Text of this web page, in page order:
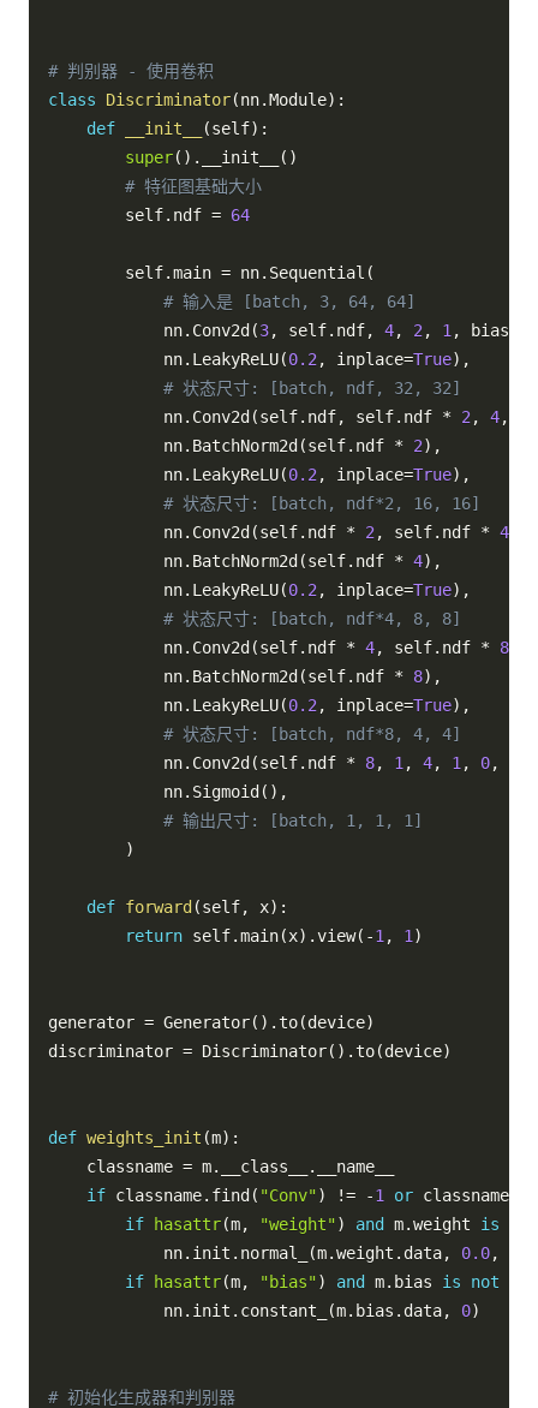
# 判别器 - 使用卷积
class
Discriminator(nn.Module) :
def
__init__ (self) :
super( ) . __init__ ( )
# 特征图基础大小
        self
. ndf = 64
        self
.main = nn. Sequential (
# 输入是 [batch, 3, 64, 64]
            nn
. Conv2d (3, self. ndf, 4, 2 , 1 , bias
            nn
. LeakyReLU(0.2 , inplace=True) ,
# 状态尺寸: [batch, ndf, 32, 32]
            nn
. Conv2d (self. ndf, self. ndf * 2 , 4,
            nn
. BatchNorm2d (self. ndf * 2) ,
            nn
. LeakyReLU(0.2 , inplace=True) ,
# 状态尺寸: [batch, ndf*2, 16, 16]
            nn
. Conv2d (self. ndf * 2 , self. ndf * 4
            nn
. BatchNorm2d (self. ndf * 4) ,
            nn
. LeakyReLU(0.2 , inplace=True) ,
# 状态尺寸: [batch, ndf*4, 8, 8]
            nn
. Conv2d (self. ndf * 4, self. ndf * 8
            nn
. BatchNorm2d (self. ndf * 8) ,
            nn
. LeakyReLU(0.2 , inplace=True) ,
# 状态尺寸: [batch, ndf*8, 4, 4]
            nn
. Conv2d (self. ndf * 8, 1 , 4, 1 , 0,
            nn
. Sigmoid ( ) ,
# 输出尺寸: [batch, 1, 1, 1]
)
def forward (self, x) :
return self.main(x) .view( -1 , 1 )
generator = Generator( ) .to(device)
discriminator = Discriminator( ) .to(device)
def weights_init (m) :
    classname
= m. __class__ .
__name__
if classname. find ( "Conv") != -1 or classname
if
hasattr(m, "weight") and m.weight is
            nn
. init . normal_ (m.weight . data, 0.0,
if
hasattr(m, "bias") and m. bias is not
            nn
. init . constant_ (m. bias . data, 0)
# 初始化生成器和判别器